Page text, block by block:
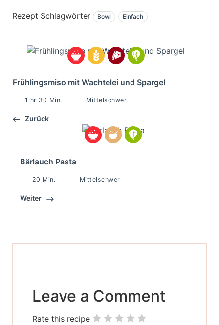
Rezept Schlagwörter Bowl Einfach
Frühlingsmiso mit Wachtelei und Spargel
1 hr 30 Min. Mittelschwer
Zurück
Bärlauch Pasta
20 Min. Mittelschwer
Weiter
Leave a Comment
Rate this recipe